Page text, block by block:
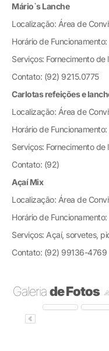
Educação a Distância
Pesquisa
Extensão
Infraestrutura e
Mário`s Lanche
Localização: Área de
Horário de
Serviços: Fornecimento de
Contato: (92) 9215.0775
Carlotas refeições e
Localização: Área de
Horário de
Serviços: Fornecimento de
Contato: (92)
Açaí Mix
Localização: Área de
Horário de
Serviços: Açaí, sorvetes,
Contato: (92) 99136-4769
Galeriade Fotos